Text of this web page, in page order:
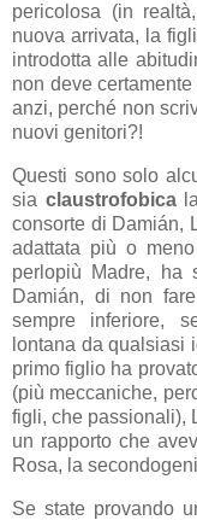
pericolosa (in
nuova arrivata, la
introdotta alle
non deve
anzi, perché non
nuovi genitori?!
Questi sono solo
sia claustrofobicala
consorte di Damián,
adattata più o
perlopiù Madre, ha
Damián, di non
sempre inferiore,
lontana da qualsiasi
primo figlio ha
(più meccaniche,
figli, che passionali),
un rapporto che
Rosa, la
Se state provando